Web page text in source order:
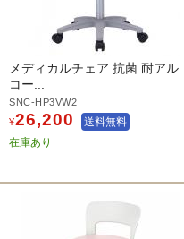
メディカルチェア 抗菌 耐アル
コー...
SNC-HP3VW2
¥26,200
送料無料
在庫あり